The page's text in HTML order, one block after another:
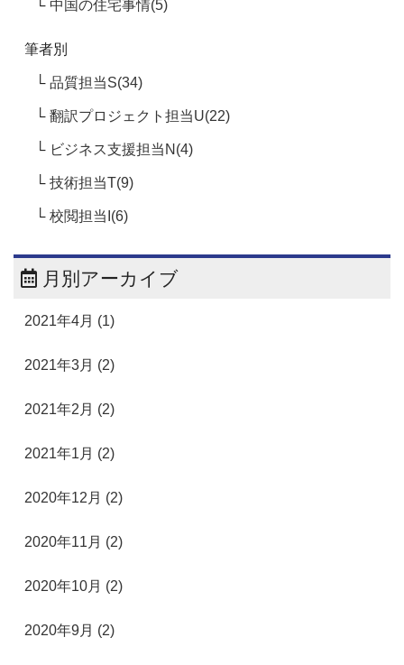
中国の住宅事情(5)
筆者別
品質担当S(34)
翻訳プロジェクト担当U(22)
ビジネス支援担当N(4)
技術担当T(9)
校閲担当I(6)
月別アーカイブ
2021年4月 (1)
2021年3月 (2)
2021年2月 (2)
2021年1月 (2)
2020年12月 (2)
2020年11月 (2)
2020年10月 (2)
2020年9月 (2)